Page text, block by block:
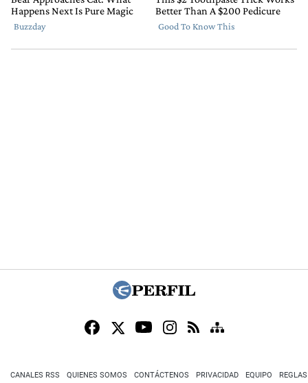
CANALES RSS QUIENES SOMOS CONTÁCTENOS PRIVACIDAD EQUIPO